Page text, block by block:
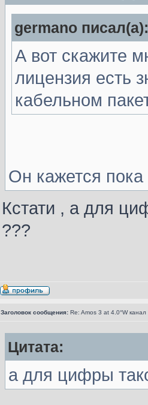
germano писал(а):
А вот скажите
лицензия есть
кабельном
Он кажется
Кстати , а для
???
Заголовок сообщения: Re: Amos 3 at 4.0°W канал
Цитата:
а для цифры